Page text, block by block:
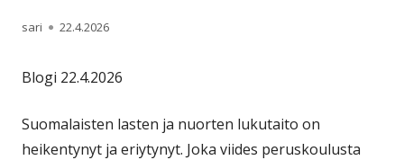
Kirjoittaja
sari Julkaistu
22.4.2026
Blogi 22.4.2026
Suomalaisten lasten ja nuorten lukutaito on
heikentynyt ja eriytynyt. Joka viides peruskoulusta